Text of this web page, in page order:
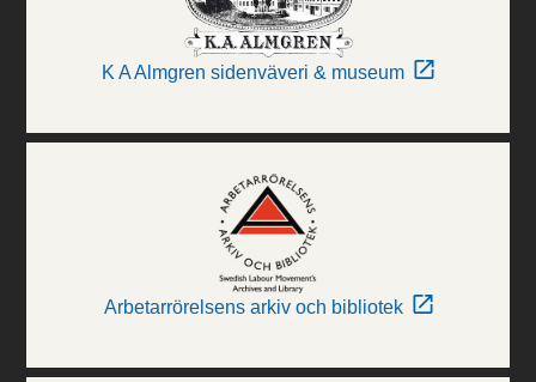
K A Almgren sidenväveri & museum
Arbetarrörelsens arkiv och bibliotek